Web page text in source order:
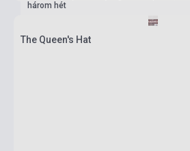
három hét
The Queen's Hat